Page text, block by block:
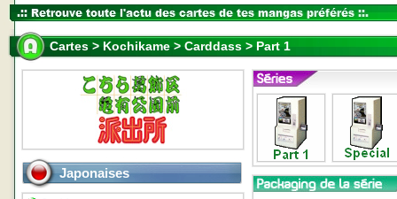
Cartes > Kochikame > Carddass > Part 1
Japonaises